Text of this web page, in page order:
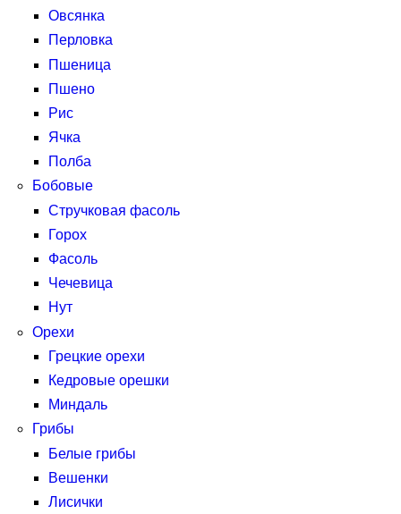
Овсянка
Перловка
Пшеница
Пшено
Рис
Ячка
Полба
Бобовые
Стручковая фасоль
Горох
Фасоль
Чечевица
Нут
Орехи
Грецкие орехи
Кедровые орешки
Миндаль
Грибы
Белые грибы
Вешенки
Лисички